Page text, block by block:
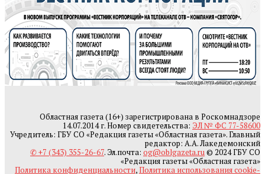
Областная газета (16+) зарегистрирована в Роскомнадзоре
14.07.2014 г. Номер свидетельства: ЭЛ № ФС 77-58600
Учредитель: ГБУ СО «Редакция газеты «Областная газета». Главный
редактор: А.А. Лакедемонский
✆ +7 (343) 355-26-67. Эл.почта: og@oblgazeta.ru© 2024 ГБУ СО
«Редакция газеты «Областная газета»
Политика конфиденциальности,Политика использования cookie-